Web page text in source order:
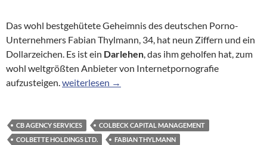
Das wohl bestgehütete Geheimnis des deutschen Porno-
Unternehmers Fabian Thylmann, 34, hat neun Ziffern und ein
Dollarzeichen. Es ist ein Darlehen, das ihm geholfen hat, zum
wohl weltgrößten Anbieter von Internetpornografie
aufzusteigen.Wall-Street-Millionen bauten das Youporn-
weiterlesen →
CB AGENCY SERVICES
COLBECK CAPITAL MANAGEMENT
COLBETTE HOLDINGS LTD.
FABIAN THYLMANN